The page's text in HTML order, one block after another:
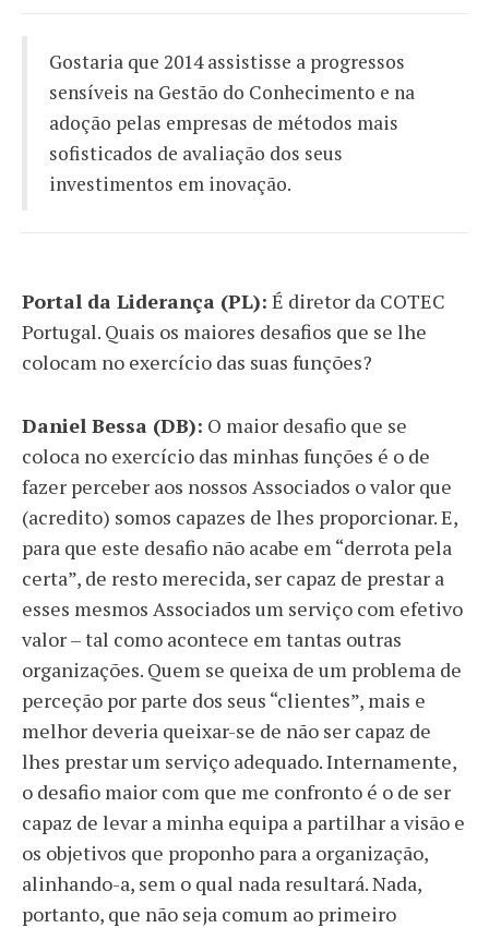
Gostaria que 2014 assistisse a progressos
sensíveis na Gestão do Conhecimento e na
adoção pelas empresas de métodos mais
sofisticados de avaliação dos seus
investimentos em inovação.
Portal da Liderança (PL): É diretor da COTEC
Portugal. Quais os maiores desafios que se lhe
colocam no exercício das suas funções?
Daniel Bessa (DB): O maior desafio que se
coloca no exercício das minhas funções é o de
fazer perceber aos nossos Associados o valor que
(acredito) somos capazes de lhes proporcionar. E,
para que este desafio não acabe em “derrota pela
certa”, de resto merecida, ser capaz de prestar a
esses mesmos Associados um serviço com efetivo
valor – tal como acontece em tantas outras
organizações. Quem se queixa de um problema de
perceção por parte dos seus “clientes”, mais e
melhor deveria queixar-se de não ser capaz de
lhes prestar um serviço adequado. Internamente,
o desafio maior com que me confronto é o de ser
capaz de levar a minha equipa a partilhar a visão e
os objetivos que proponho para a organização,
alinhando-a, sem o qual nada resultará. Nada,
portanto, que não seja comum ao primeiro